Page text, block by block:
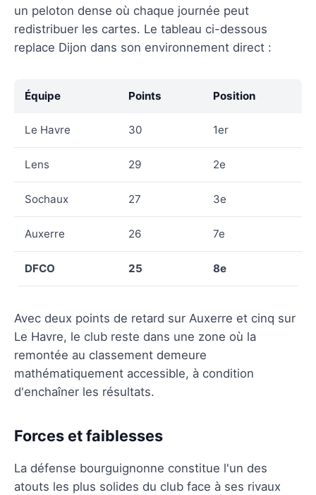
un peloton dense où chaque journée peut
redistribuer les cartes. Le tableau ci-dessous
replace Dijon dans son environnement direct :
Équipe Points Position
Le Havre 30 1er
Lens 29 2e
Sochaux 27 3e
Auxerre 26 7e
DFCO 25 8e
Avec deux points de retard sur Auxerre et cinq sur
Le Havre, le club reste dans une zone où la
remontée au classement demeure
mathématiquement accessible, à condition
d'enchaîner les résultats.
Forces et faiblesses
La défense bourguignonne constitue l'un des
atouts les plus solides du club face à ses rivaux